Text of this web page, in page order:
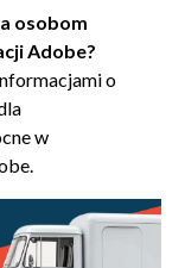
(113)
(Stempel) (113)
(Stempel ze
(Pędzel historii)
(Gumka
osobom
Adobe?
o
w